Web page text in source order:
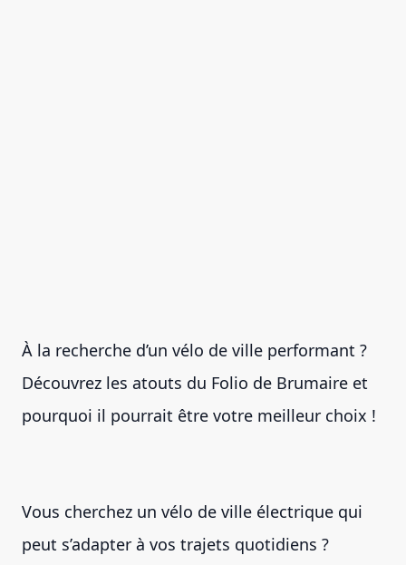
À la recherche d’un vélo de ville performant ?
Découvrez les atouts du Folio de Brumaire et
pourquoi il pourrait être votre meilleur choix !
Vous cherchez un vélo de ville électrique qui
peut s’adapter à vos trajets quotidiens ?